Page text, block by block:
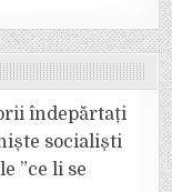
îndepărtați
socialiști
”ce li se